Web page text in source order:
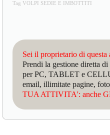
Tag VOLPI SEDIE E IMBOTTITI
Sei il proprietario di questa
Prendi la gestione diretta
per PC, TABLET e
email, illimitate pagine,
TUA ATTIVITA': anche